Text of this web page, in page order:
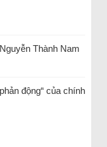
Thành Nam
động“ của chính